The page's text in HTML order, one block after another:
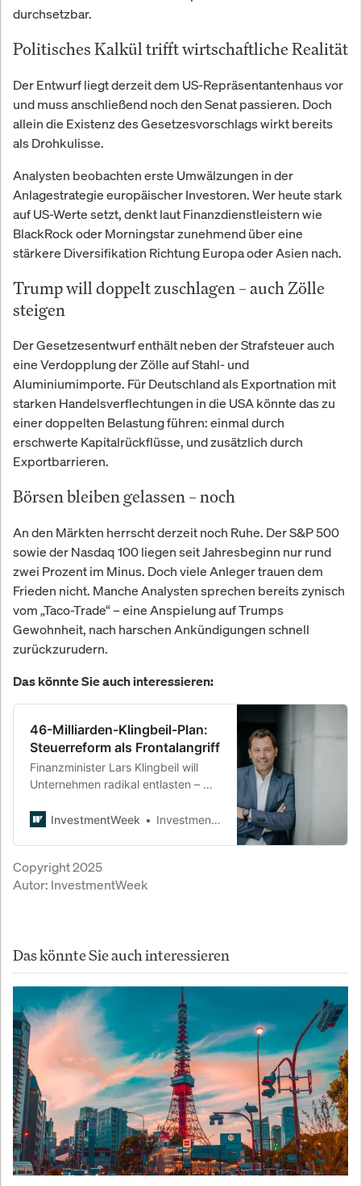
durchsetzbar.
Politisches Kalkül trifft wirtschaftliche Realität
Der Entwurf liegt derzeit dem US-Repräsentantenhaus vor
und muss anschließend noch den Senat passieren. Doch
allein die Existenz des Gesetzesvorschlags wirkt bereits
als Drohkulisse.
Analysten beobachten erste Umwälzungen in der
Anlagestrategie europäischer Investoren. Wer heute stark
auf US-Werte setzt, denkt laut Finanzdienstleistern wie
BlackRock oder Morningstar zunehmend über eine
stärkere Diversifikation Richtung Europa oder Asien nach.
Trump will doppelt zuschlagen – auch Zölle
steigen
Der Gesetzesentwurf enthält neben der Strafsteuer auch
eine Verdopplung der Zölle auf Stahl- und
Aluminiumimporte. Für Deutschland als Exportnation mit
starken Handelsverflechtungen in die USA könnte das zu
einer doppelten Belastung führen: einmal durch
erschwerte Kapitalrückflüsse, und zusätzlich durch
Exportbarrieren.
Börsen bleiben gelassen – noch
An den Märkten herrscht derzeit noch Ruhe. Der S&P 500
sowie der Nasdaq 100 liegen seit Jahresbeginn nur rund
zwei Prozent im Minus. Doch viele Anleger trauen dem
Frieden nicht. Manche Analysten sprechen bereits zynisch
vom „Taco-Trade“ – eine Anspielung auf Trumps
Gewohnheit, nach harschen Ankündigungen schnell
zurückzurudern.
Das könnte Sie auch interessieren:
46-Milliarden-Klingbeil-Plan:
Steuerreform als Frontalangriff
Finanzminister Lars Klingbeil will
Unternehmen radikal entlasten – mit
Elektroautos, niedrigeren
eine Steuererleichterung allein den
Standort retten – oder ist das bloß
InvestmentWeek InvestmentWeek
Copyright 2025
Autor: InvestmentWeek
Das könnte Sie auch interessieren